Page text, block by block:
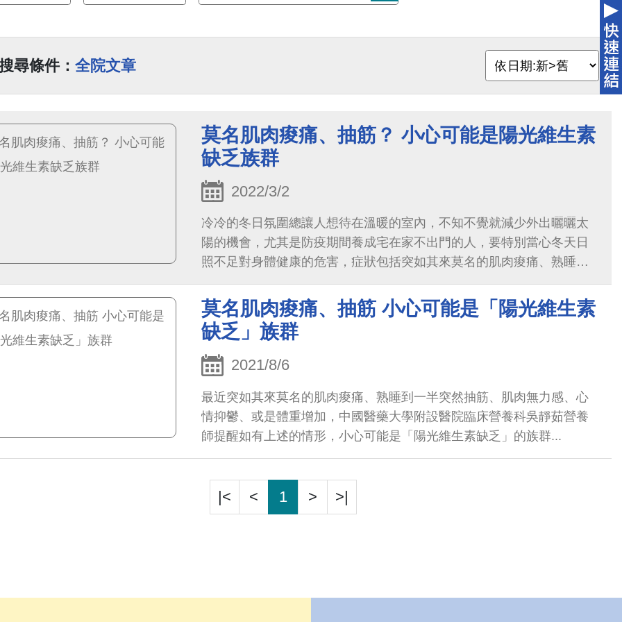
尋條件： 全院文章
莫名肌肉痠痛、抽筋？ 小心可能是陽光維生素
缺乏族群
2022/3/2
冷冷的冬日氛圍總讓人想待在溫暖的室內，不知不覺就減少外出曬曬太
陽的機會，尤其是防疫期間養成宅在家不出門的人，要特別當心冬天日
照不足對身體健康的危害，症狀包括突如其來莫名的肌肉痠痛、熟睡到
一半突然抽筋、肌肉無力感、心情抑鬱，或是體重增加。
莫名肌肉痠痛、抽筋 小心可能是「陽光維生素
缺乏」族群
2021/8/6
最近突如其來莫名的肌肉痠痛、熟睡到一半突然抽筋、肌肉無力感、心
情抑鬱、或是體重增加️，中國醫藥大學附設醫院臨床營養科吳靜茹營養
師提醒如有上述的情形，小心可能是「陽光維生素缺乏」的族群...
|< < 1 > >|